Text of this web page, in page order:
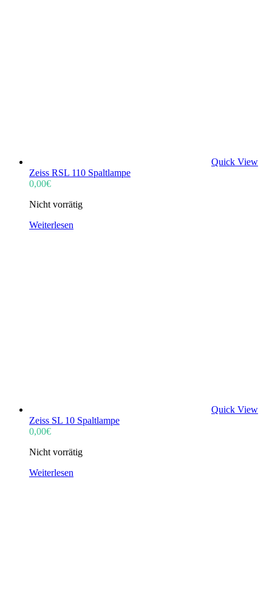
Quick View
Zeiss RSL 110 Spaltlampe
0,00€
Nicht vorrätig
Weiterlesen
Quick View
Zeiss SL 10 Spaltlampe
0,00€
Nicht vorrätig
Weiterlesen